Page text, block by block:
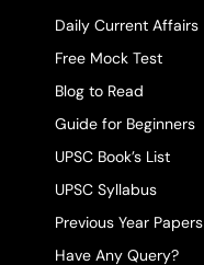
Daily Current Affairs
Free Mock Test
Blog to Read
Guide for Beginners
UPSC Book’s List
UPSC Syllabus
Previous Year Papers
Have Any Query?